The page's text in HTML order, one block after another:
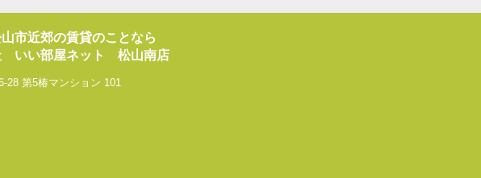
市近郊の賃貸のことなら
いい部屋ネット 松山南店
28 第5椿マンション 101